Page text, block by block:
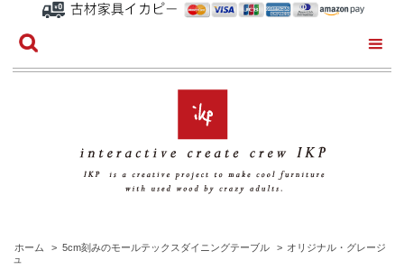
ホーム > 5cm刻みのモールテックスダイニングテーブル > オリジナル・グレージ
ュ